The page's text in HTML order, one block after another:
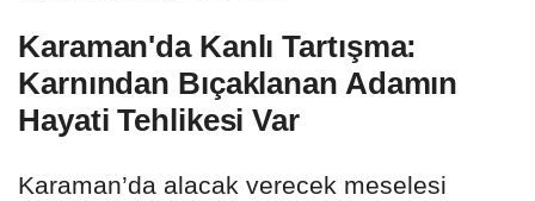
Karaman'da Kanlı Tartışma:
Karnından Bıçaklanan Adamın
Hayati Tehlikesi Var
Karaman’da alacak verecek meselesi